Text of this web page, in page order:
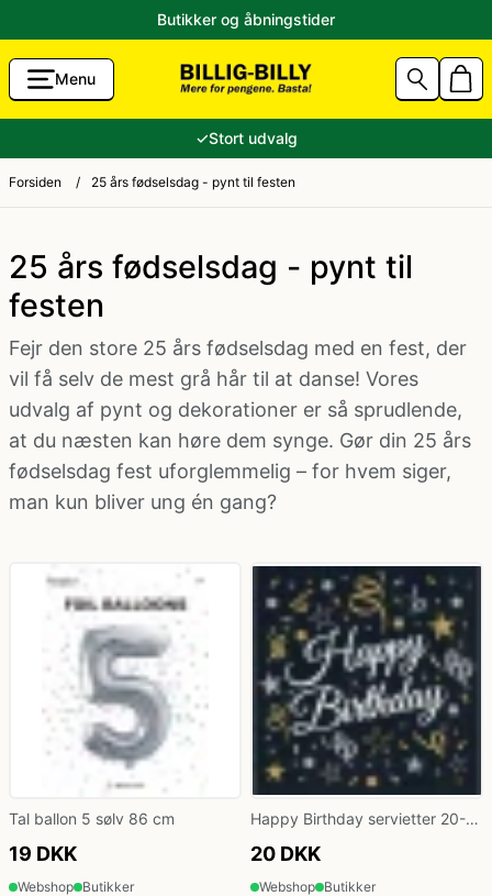
Butikker og åbningstider
Menu
✓Stort udvalg
Andre kostumer
Ansigtsmaling og hårfarve
Brandmand kostume
Cheerleader kostume
Cowboy kostume og Indianer kostume
Farvede kontaktlinser
Gatsby tøj og Gangster kostume
Græsk gud kostume
Hatte og masker
Hawaii skjorte og kostumer
Sidste skoledag kostume
Fastelavnskostume
Halloween 2026 - Halloween kostume og pynt
Konfirmation
Jul
Påske
Vinter
til Lavpris
og ryger-grej
Forsiden / 25 års fødselsdag - pynt til festen
25 års fødselsdag - pynt til
festen
Fejr den store 25 års fødselsdag med en fest, der
vil få selv de mest grå hår til at danse! Vores
udvalg af pynt og dekorationer er så sprudlende,
at du næsten kan høre dem synge. Gør din 25 års
fødselsdag fest uforglemmelig – for hvem siger,
man kun bliver ung én gang?
Tal ballon 5 sølv 86 cm
19 DKK
Webshop Butikker
Happy Birthday servietter 20-
20 DKK
Webshop Butikker